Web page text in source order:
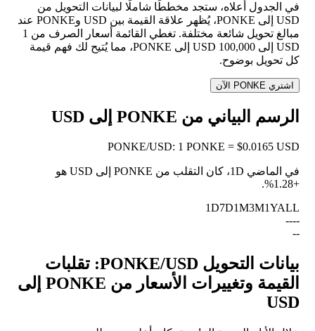
في الجدول أعلاه، ستجد مخططًا شاملًا لبيانات التحويل من
USD إلى PONKE، يُظهر علاقة القيمة بين USD وPONKE عند
مبالغ تحويل شائعة مختلفة. تغطي القائمة أسعار الصرف من 1
USD إلى 100,000 USD إلى PONKE، مما يُتيح لك فهم قيمة
كل تحويل بوضوح.
اشتري PONKE الآن
الرسم البياني من PONKE إلى USD
PONKE/USD: 1 PONKE = $0.0165 USD
في الماضي 1D، كان التقلب من PONKE إلى USD هو
+1.28%
.
1D7D1M3M1YALL
--
--
--
بيانات التحويل PONKE/USD: تقلبات
القيمة وتغييرات الأسعار من PONKE إلى
USD